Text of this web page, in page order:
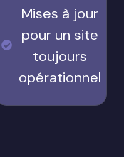
Mises à jour
pour un site
toujours
opérationnel